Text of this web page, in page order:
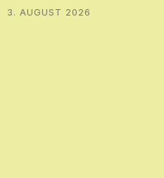
3. AUGUST 2026